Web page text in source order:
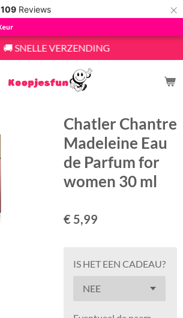
109 Reviews ×
🚚 SNELLE VERZENDING
Chatler Chantre
Madeleine Eau
de Parfum for
women 30 ml
€ 5,99
IS HET EEN CADEAU?